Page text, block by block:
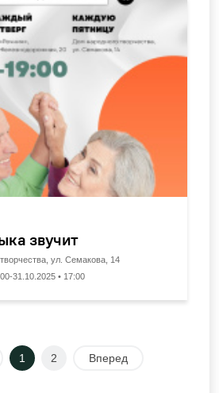
звучит
ул. Семакова, 14
31.10.2025 • 17:00
1 2 Вперед